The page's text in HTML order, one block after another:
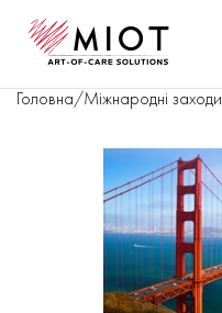
Головна/Міжнародні заходи